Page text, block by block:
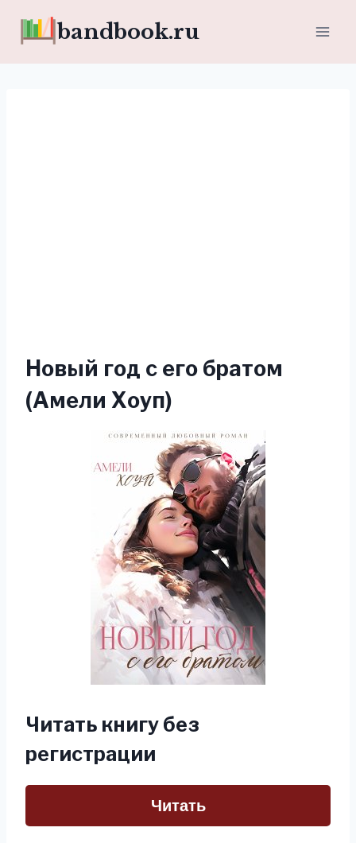
bandbook.ru
Новый год с его братом
(Амели Хоуп)
Читать книгу без
регистрации
Читать